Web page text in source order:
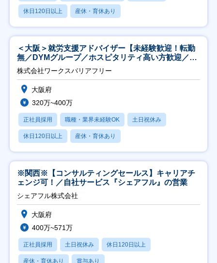
休日120日以上 産休・育休あり
＜大阪＞就労支援アドバイザー【未経験歓迎！転勤
無／DYMグループ／ホスピタリティ高い方歓迎／土
日祝】
株式会社ワークスバリアフリー
大阪府
320万~400万
正社員採用 職種・業界未経験OK 土日祝休み
休日120日以上 産休・育休あり
※関西※【コンサルティングセールス】キャリアチ
ェンジ可！／自社サービス『シェアフル』の営業
シェアフル株式会社
大阪府
400万~571万
正社員採用 土日祝休み 休日120日以上
産休・育休あり 賞与あり